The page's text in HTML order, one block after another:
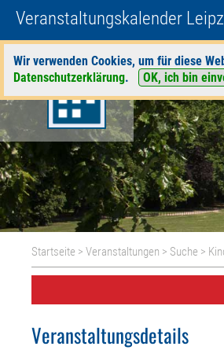
Veranstaltungskalender
Wir verwenden Cookies, um für diese
Datenschutzerklärung. OK, ich bin
Startseite >Veranstaltungen > Suche >
Veranstaltungsdetails